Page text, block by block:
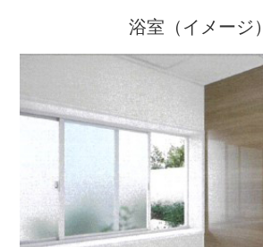
浴室（イメージ）